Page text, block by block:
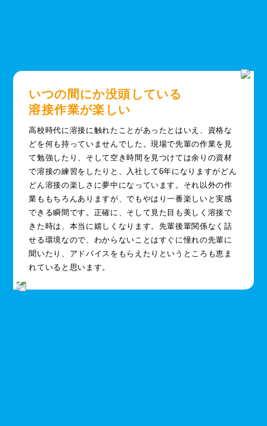
いつの間にか没頭している
溶接作業が楽しい
高校時代に溶接に触れたことがあったとはいえ、資格な
どを何も持っていませんでした。現場で先輩の作業を見
て勉強したり、そして空き時間を見つけては余りの資材
で溶接の練習をしたりと、入社して6年になりますがどん
どん溶接の楽しさに夢中になっています。それ以外の作
業ももちろんありますが、でもやはり一番楽しいと実感
できる瞬間です。正確に、そして見た目も美しく溶接で
きた時は、本当に嬉しくなります。先輩後輩関係なく話
せる環境なので、わからないことはすぐに憧れの先輩に
聞いたり、アドバイスをもらえたりというところも恵ま
れていると思います。